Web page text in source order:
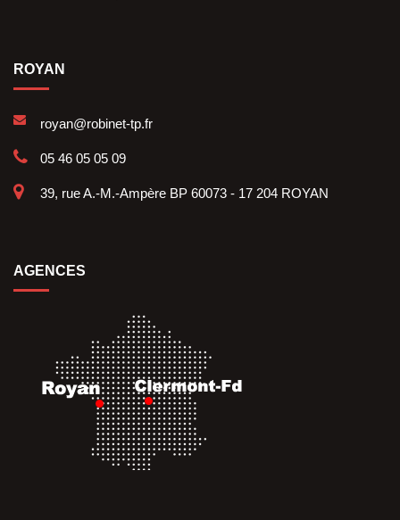
ROYAN
royan@robinet-tp.fr
05 46 05 05 09
39, rue A.-M.-Ampère BP 60073 - 17 204 ROYAN
AGENCES